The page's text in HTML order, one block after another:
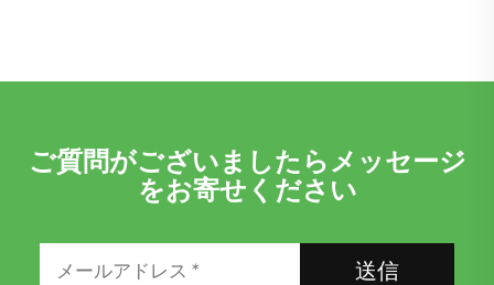
ご質問がございましたらメッセージ
をお寄せください
送信